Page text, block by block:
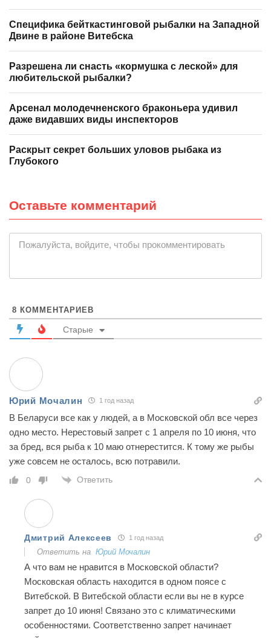
Специфика бейткастинговой рыбалки на Западной
Двине в районе Витебска
Разрешена ли снасть «кормушка с леской» для
любительской рыбалки?
Арсенал молодечненского браконьера удивил
даже видавших виды инспекторов
Раскрыт секрет больших уловов рыбака из
Глубокого
Оставьте комментарий
Пожалуйста, войдите, чтобы прокомментировать
8 КОММЕНТАРИЕВ
Старые
Юрий Мочалин 1 год назад
В Беларуси все как у людей, а в Московской обл все через
одно место. Нерестовый запрет с 1 апреля по 10 июня, что
за бред, вся рыба к 10 маю отнерестится. К тому же рыбы
уже совсем не осталось, всю потравили.
0 Ответить
Дмитрий Алексеев 1 год назад
Ответить на Юрий Мочалин
А что вам не нравится в Московской области?
Московская область находится в одном поясе с
Витебской. В Витебской области если вы не в курсе
запрет до 10 июня! Связано это с климатическими
особенностями. Соответственно запрет начинает